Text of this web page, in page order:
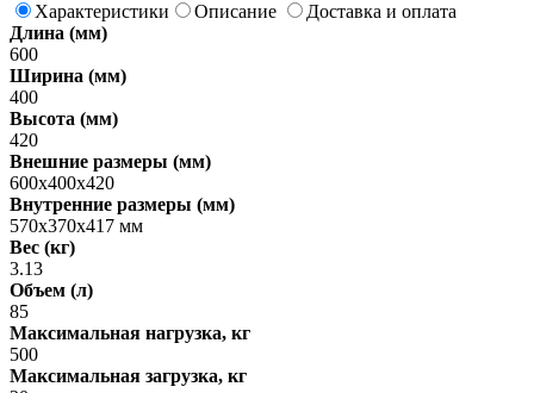
Характеристики
Описание
Доставка и оплата
Длина (мм)
600
Ширина (мм)
400
Высота (мм)
420
Внешние размеры (мм)
600х400х420
Внутренние размеры (мм)
570х370х417 мм
Вес (кг)
3.13
Объем (л)
85
Максимальная нагрузка, кг
500
Максимальная загрузка, кг